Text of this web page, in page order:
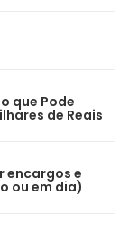
que Pode
de Reais
encargos e
ou em dia)